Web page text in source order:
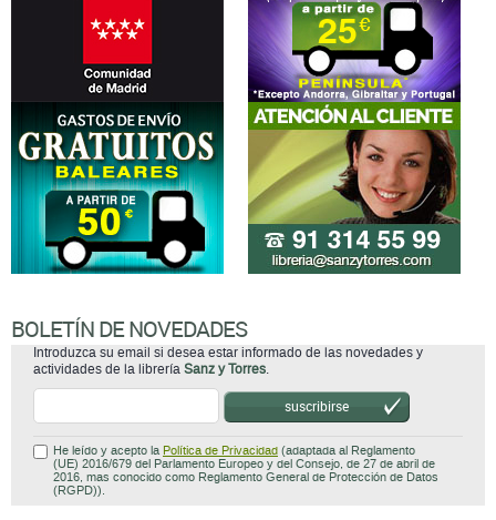
BOLETÍN DE NOVEDADES
Introduzca su email si desea estar informado de las novedades y
actividades de la librería Sanz y Torres.
suscribirse
He leído y acepto la Política de Privacidad (adaptada al Reglamento
(UE) 2016/679 del Parlamento Europeo y del Consejo, de 27 de abril de
2016, mas conocido como Reglamento General de Protección de Datos
(RGPD)).